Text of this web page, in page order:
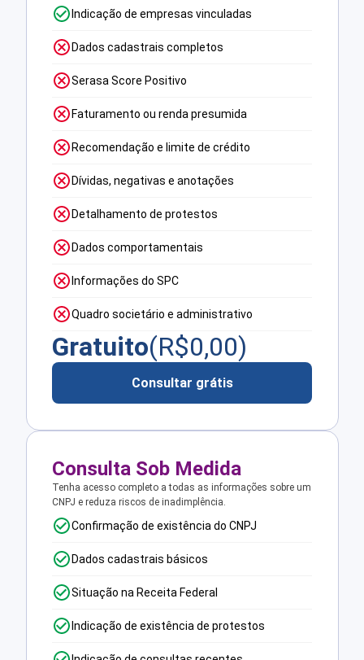
Indicação de empresas vinculadas
Dados cadastrais completos
Serasa Score Positivo
Faturamento ou renda presumida
Recomendação e limite de crédito
Dívidas, negativas e anotações
Detalhamento de protestos
Dados comportamentais
Informações do SPC
Quadro societário e administrativo
Gratuito(R$0,00)
Consultar grátis
Consulta Sob Medida
Tenha acesso completo a todas as informações sobre um
CNPJ e reduza riscos de inadimplência.
Confirmação de existência do CNPJ
Dados cadastrais básicos
Situação na Receita Federal
Indicação de existência de protestos